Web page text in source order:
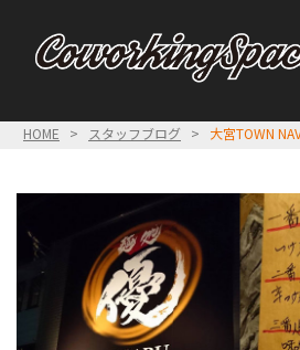
HOME > スタッフブログ > 大宮TOWN